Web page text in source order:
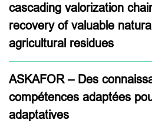
cascading valorization
recovery of valuable
agricultural residues
ASKAFOR – Des
compétences adaptées
adaptatives